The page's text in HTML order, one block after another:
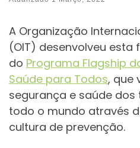
A Organização
(OIT) desenvolveu
do Programa Flagship
Saúde para Todos, que
segurança e saúde
todo o mundo através
cultura de prevenção.